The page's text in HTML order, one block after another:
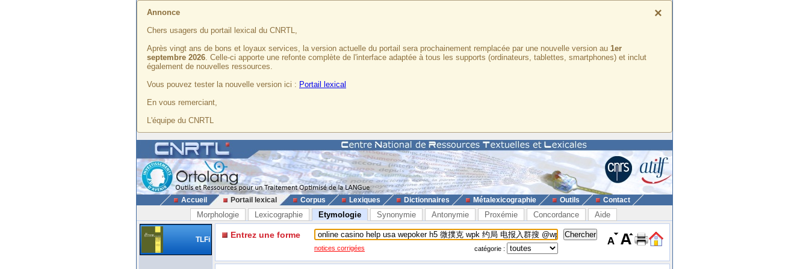
×
Annonce
Chers usagers du portail lexical du CNRTL,
Après vingt ans de bons et loyaux services, la version actuelle du portail sera prochainement remplacée par une nouvelle version au 1er
septembre 2026. Celle-ci apporte une refonte complète de l'interface adaptée à tous les supports (ordinateurs, tablettes, smartphones) et inclut
également de nouvelles ressources.
Vous pouvez tester la nouvelle version ici : Portail lexical
En vous remerciant,
L'équipe du CNRTL
Accueil Portail lexical Corpus Lexiques Dictionnaires Métalexicographie Outils Contact
Morphologie Lexicographie Etymologie Synonymie Antonymie Proxémie Concordance Aide
TLFi Entrez une forme
notices corrigées catégorie :